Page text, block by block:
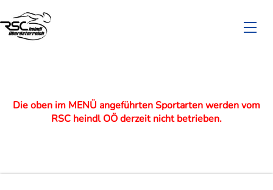
Die oben im MENÜ angeführten Sportarten werden vom
RSC heindl OÖ derzeit nicht betrieben.